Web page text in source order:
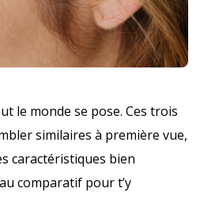
le monde se pose. Ces trois
similaires à première vue,
caractéristiques bien
comparatif pour t’y